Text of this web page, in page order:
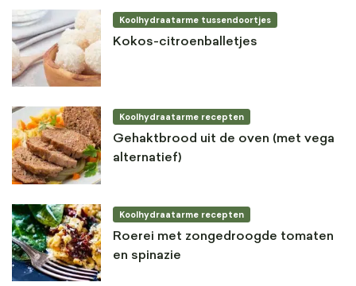
Koolhydraatarme tussendoortjes
Kokos-citroenballetjes
Koolhydraatarme recepten
Gehaktbrood uit de oven (met vega
alternatief)
Koolhydraatarme recepten
Roerei met zongedroogde tomaten
en spinazie